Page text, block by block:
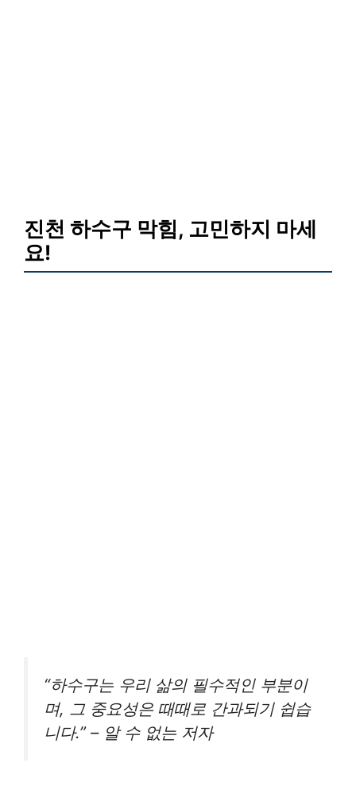
진천 하수구 막힘, 고민하지 마세
요!
“하수구는 우리 삶의 필수적인 부분이
며, 그 중요성은 때때로 간과되기 쉽습
니다.” – 알 수 없는 저자